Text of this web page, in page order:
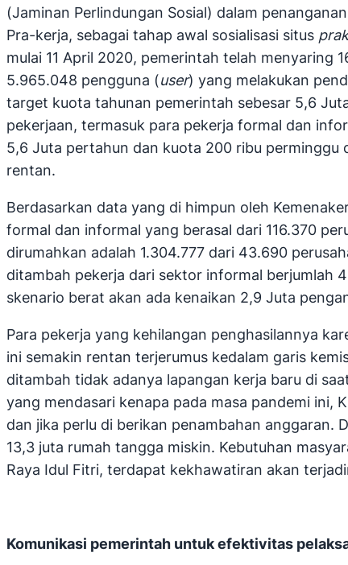
(Jaminan Perlindungan Sosial) dalam
Pra-kerja, sebagai tahap awal sosialisasi situs
mulai 11 April 2020, pemerintah telah menyaring
5.965.048 pengguna (user) yang melakukan
target kuota tahunan pemerintah sebesar 5,6
pekerjaan, termasuk para pekerja formal dan
5,6 Juta pertahun dan kuota 200 ribu
rentan.
Berdasarkan data yang di himpun oleh
formal dan informal yang berasal dari 116.370
dirumahkan adalah 1.304.777 dari 43.690
ditambah pekerja dari sektor informal berjumlah
skenario berat akan ada kenaikan 2,9 Juta
Para pekerja yang kehilangan penghasilannya
ini semakin rentan terjerumus kedalam garis
ditambah tidak adanya lapangan kerja baru di
yang mendasari kenapa pada masa pandemi ini,
dan jika perlu di berikan penambahan anggaran.
13,3 juta rumah tangga miskin. Kebutuhan
Raya Idul Fitri, terdapat kekhawatiran akan
Komunikasi pemerintah untuk efektivitas